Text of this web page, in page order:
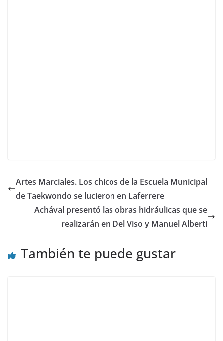
Artes Marciales. Los chicos de la Escuela Municipal
de Taekwondo se lucieron en Laferrere
Achával presentó las obras hidráulicas que se
realizarán en Del Viso y Manuel Alberti
También te puede gustar